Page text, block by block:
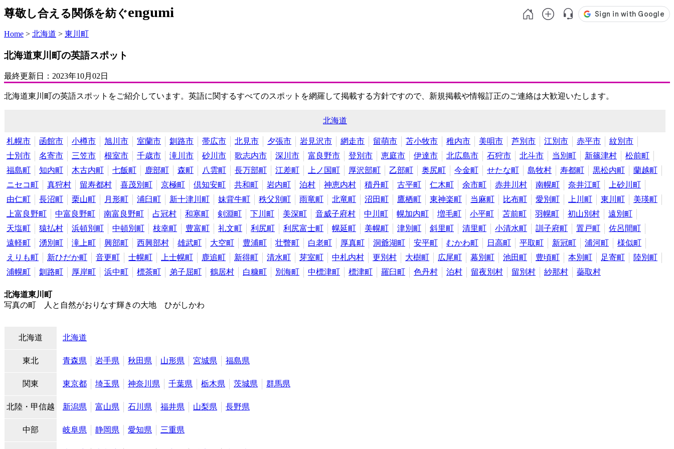
尊敬し合える関係を紡ぐengumi
Home > 北海道 > 東川町
北海道東川町の英語スポット
最終更新日： 2023年10月02日
北海道東川町の英語スポットをご紹介しています。英語に関するすべてのスポットを網羅して掲載する方針ですので、新規掲載や情報訂正のご連絡は大歓迎いたします。
北海道
札幌市 函館市 小樽市 旭川市 室蘭市 釧路市 帯広市 北見市 夕張市 岩見沢市 網走市 留萌市 苫小牧市 稚内市 美唄市 芦別市 江別市 赤平市
紋別市
士別市
名寄市 三笠市 根室市 千歳市 滝川市 砂川市 歌志内市 深川市 富良野市 登別市 恵庭市 伊達市 北広島市 石狩市 北斗市 当別町 新篠津村
松前町
福島町
知内町 木古内町 七飯町 鹿部町 森町 八雲町 長万部町 江差町 上ノ国町 厚沢部町 乙部町 奥尻町 今金町 せたな町 島牧村 寿都町 黒松内町
蘭越町
ニセコ町
真狩村 留寿都村 喜茂別町 京極町 倶知安町 共和町 岩内町 泊村 神恵内村 積丹町 古平町 仁木町 余市町 赤井川村 南幌町 奈井江町
上砂川町
由仁町
長沼町 栗山町 月形町 浦臼町 新十津川町 妹背牛町 秩父別町 雨竜町 北竜町 沼田町 鷹栖町 東神楽町 当麻町 比布町 愛別町 上川町 東川町
美瑛町
上富良野町
中富良野町 南富良野町 占冠村 和寒町 剣淵町 下川町 美深町 音威子府村 中川町 幌加内町 増毛町 小平町 苫前町 羽幌町 初山別村
遠別町
天塩町
猿払村 浜頓別町 中頓別町 枝幸町 豊富町 礼文町 利尻町 利尻富士町 幌延町 美幌町 津別町 斜里町 清里町 小清水町 訓子府町 置戸町
佐呂間町
遠軽町
湧別町 滝上町 興部町 西興部村 雄武町 大空町 豊浦町 壮瞥町 白老町 厚真町 洞爺湖町 安平町 むかわ町 日高町 平取町 新冠町 浦河町
様似町
えりも町
新ひだか町 音更町 士幌町 上士幌町 鹿追町 新得町 清水町 芽室町 中札内村 更別村 大樹町 広尾町 幕別町 池田町 豊頃町 本別町 足寄町
陸別町
浦幌町
釧路町 厚岸町 浜中町 標茶町 弟子屈町 鶴居村 白糠町 別海町 中標津町 標津町 羅臼町 色丹村 泊村 留夜別村 留別村 紗那村 蘂取村
北海道東川町
写真の町 人と自然がおりなす輝きの大地 ひがしかわ
北海道 北海道
東北 青森県 岩手県 秋田県 山形県 宮城県 福島県
関東 東京都 埼玉県 神奈川県 千葉県 栃木県 茨城県 群馬県
北陸・甲信越 新潟県 富山県 石川県 福井県 山梨県 長野県
中部 岐阜県 静岡県 愛知県 三重県